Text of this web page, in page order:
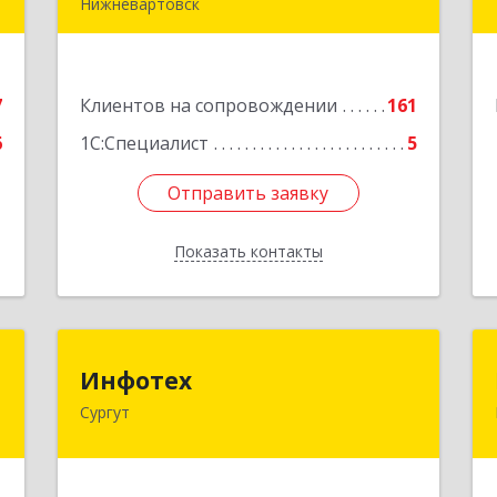
Клиентов на сопровождении
161
1С:Специалист
5
Отправить заявку
Показать контакты
54А, стр.1, оф.112, 202
Отправить заявку
Назад
Инфотех
Сургут